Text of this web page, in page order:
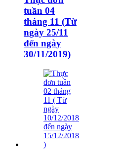
tuần 04
tháng 11 (Từ
ngày 25/11
đến ngày
30/11/2019)